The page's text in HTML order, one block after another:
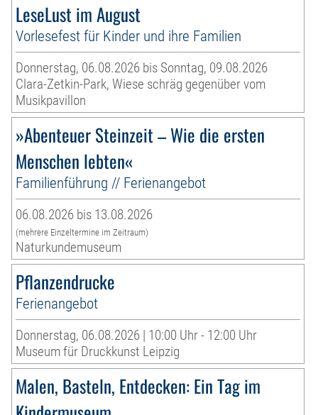
LeseLust im August
Vorlesefest für Kinder und ihre Familien
Donnerstag, 06.08.2026 bis Sonntag, 09.08.2026
Clara-Zetkin-Park, Wiese schräg gegenüber vom
Musikpavillon
»Abenteuer Steinzeit – Wie die ersten
Menschen lebten«
Familienführung // Ferienangebot
06.08.2026 bis 13.08.2026
(mehrere Einzeltermine im Zeitraum)
Naturkundemuseum
Pflanzendrucke
Ferienangebot
Donnerstag, 06.08.2026 | 10:00 Uhr - 12:00 Uhr
Museum für Druckkunst Leipzig
Malen, Basteln, Entdecken: Ein Tag im